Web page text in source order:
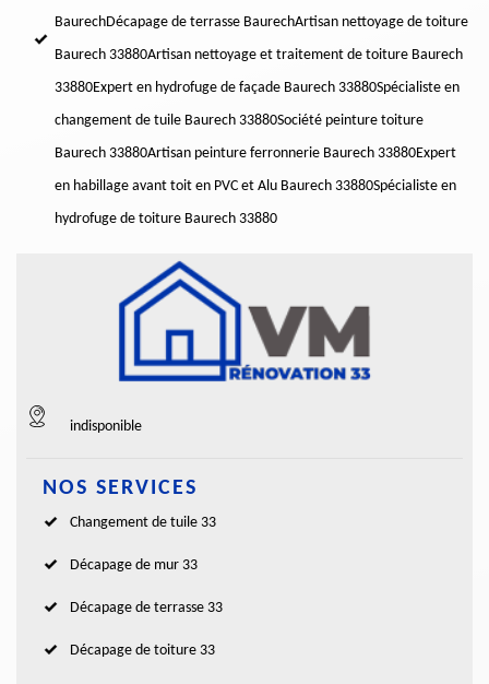
BaurechDécapage de terrasse BaurechArtisan nettoyage de toiture
Baurech 33880Artisan nettoyage et traitement de toiture Baurech
33880Expert en hydrofuge de façade Baurech 33880Spécialiste en
changement de tuile Baurech 33880Société peinture toiture
Baurech 33880Artisan peinture ferronnerie Baurech 33880Expert
en habillage avant toit en PVC et Alu Baurech 33880Spécialiste en
hydrofuge de toiture Baurech 33880
indisponible
NOS SERVICES
Changement de tuile 33
Décapage de mur 33
Décapage de terrasse 33
Décapage de toiture 33